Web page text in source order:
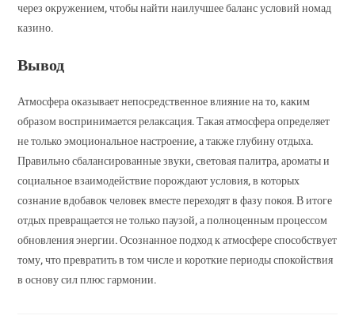
через окружением, чтобы найти наилучшее баланс условий номад
казино.
Вывод
Атмосфера оказывает непосредственное влияние на то, каким
образом воспринимается релаксация. Такая атмосфера определяет
не только эмоциональное настроение, а также глубину отдыха.
Правильно сбалансированные звуки, световая палитра, ароматы и
социальное взаимодействие порождают условия, в которых
сознание вдобавок человек вместе переходят в фазу покоя. В итоге
отдых превращается не только паузой, а полноценным процессом
обновления энергии. Осознанное подход к атмосфере способствует
тому, что превратить в том числе и короткие периоды спокойствия
в основу сил плюс гармонии.